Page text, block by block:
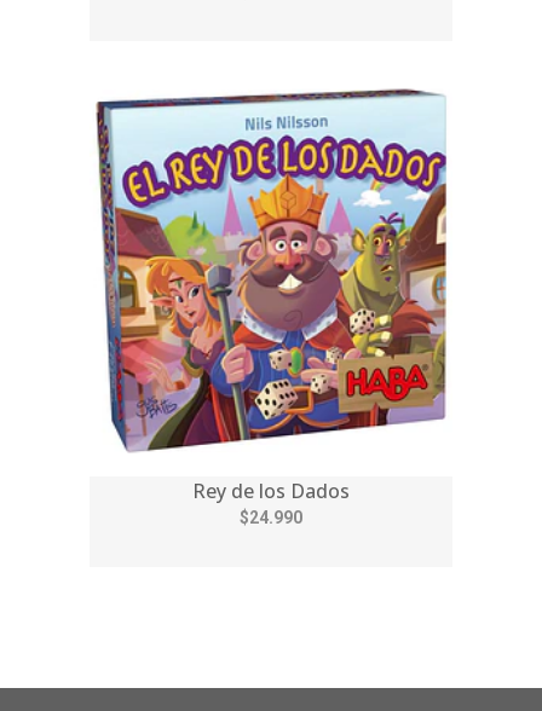
Rey de los Dados
$24.990